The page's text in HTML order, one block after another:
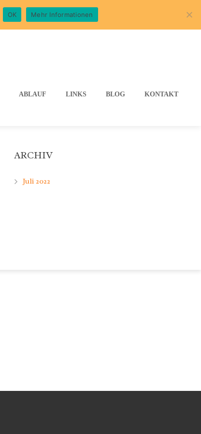
ABLAUF LINKS BLOG KONTAKT
NEUESTE BEITRÄGE
ARCHIV
Juli 2022
OK Mehr Informationen